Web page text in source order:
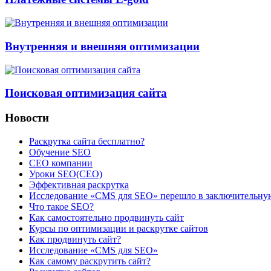
Внутренняя и внешняя оптимизации
Поисковая оптимизация сайта
Новости
Раскрутка сайта бесплатно?
Обучение SEO
CEO компании
Уроки SEO(СЕО)
Эффективная раскрутка
Исследование «CMS для SEO» перешло в
Что такое SEO?
Как самостоятельно продвинуть сайт
Курсы по оптимизации и раскрутке сайтов
Как продвинуть сайт?
Исследование «CMS для SEO»
Как самому раскрутить сайт?